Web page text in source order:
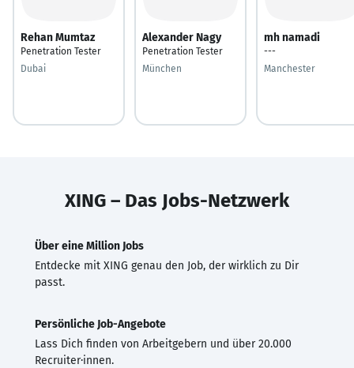
Rehan Mumtaz
Penetration Tester
Dubai
Alexander Nagy
Penetration Tester
München
mh namadi
---
Manchester
XING – Das Jobs-Netzwerk
Über eine Million Jobs
Entdecke mit XING genau den Job, der wirklich zu Dir
passt.
Persönliche Job-Angebote
Lass Dich finden von Arbeitgebern und über 20.000
Recruiter·innen.